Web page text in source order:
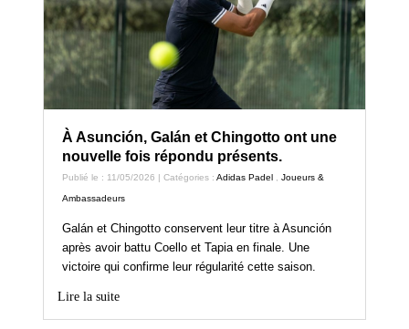
À Asunción, Galán et Chingotto ont une
nouvelle fois répondu présents.
Publié le : 11/05/2026 | Catégories :Adidas Padel ,Joueurs &
Ambassadeurs
Galán et Chingotto conservent leur titre à Asunción
après avoir battu Coello et Tapia en finale. Une
victoire qui confirme leur régularité cette saison.
Lire la suite